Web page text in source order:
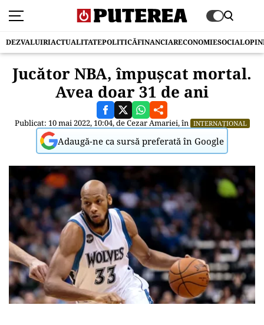
DEZVALUIRIACTUALITATEPOLITICĂFINANCIARECONOMIESOCIAL
Jucător NBA, împușcat mortal.
Avea doar 31 de ani
Publicat: 10 mai 2022, 10:04, deCezar Amariei, în INTERNAȚIONAL
Adaugă-ne ca sursă preferată în Google